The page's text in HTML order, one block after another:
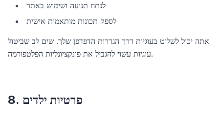
לנתח תנועה ושימוש באתר
לספק תכונות מותאמות אישית
אתה יכול לשלוט בעוגיות דרך הגדרות הדפדפן שלך. שים לב שביטול
עוגיות עשוי להגביל את פונקציונליות הפלטפורמה.
8. פרטיות ילדים